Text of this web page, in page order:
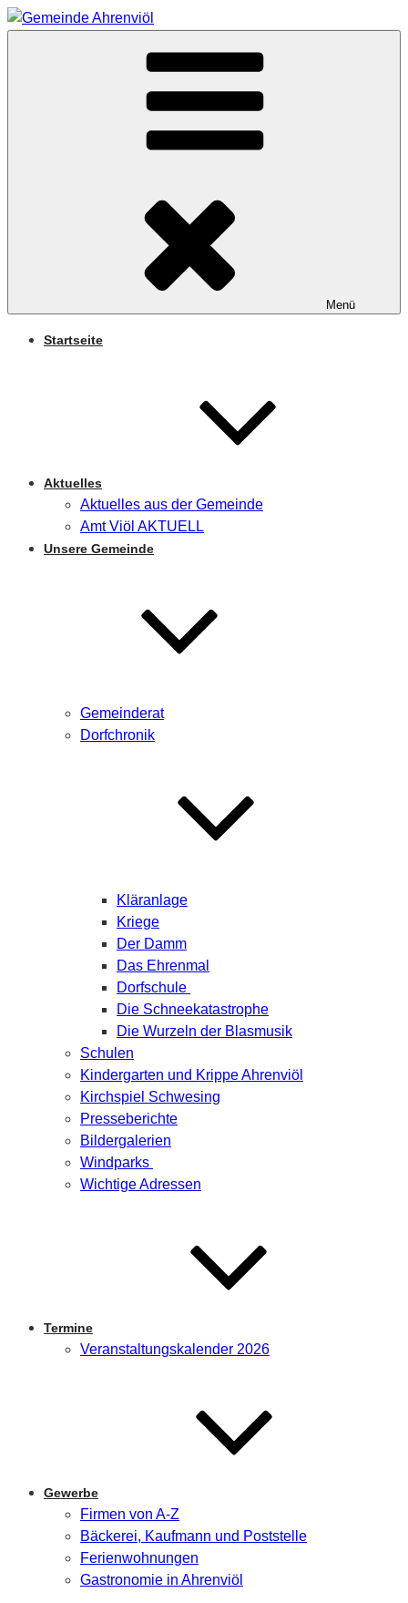
Zum
GEMEINDE
AHRENVIÖL
Menü
Startseite
Aktuelles
Aktuelles aus der Gemeinde
Amt Viöl AKTUELL
Unsere Gemeinde
Gemeinderat
Dorfchronik
Kläranlage
Kriege
Der Damm
Das Ehrenmal
Dorfschule
Die Schneekatastrophe
Die Wurzeln der Blasmusik
Schulen
Kindergarten und Krippe Ahrenviöl
Kirchspiel Schwesing
Presseberichte
Bildergalerien
Windparks
Wichtige Adressen
Termine
Veranstaltungskalender 2026
Gewerbe
Firmen von A-Z
Bäckerei, Kaufmann und Poststelle
Ferienwohnungen
Gastronomie in Ahrenviöl